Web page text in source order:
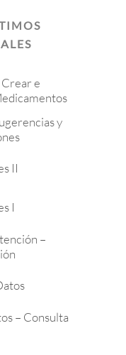
e
y
II
I
–
– Consulta